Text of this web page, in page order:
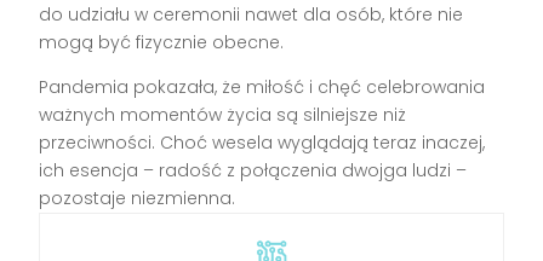
do udziału w ceremonii nawet dla osób, które nie
mogą być fizycznie obecne.
Pandemia pokazała, że miłość i chęć celebrowania
ważnych momentów życia są silniejsze niż
przeciwności. Choć wesela wyglądają teraz inaczej,
ich esencja – radość z połączenia dwojga ludzi –
pozostaje niezmienna.